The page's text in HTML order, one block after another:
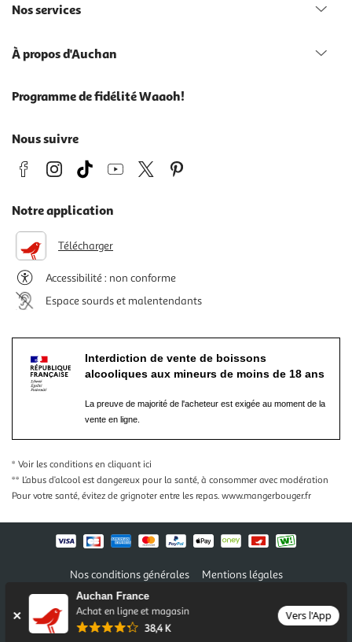
Auchan France
Achat en ligne et magasin
38,4 K
Vers l'App
Nos services
À propos d'Auchan
Programme de fidélité Waaoh!
Nous suivre
Notre application
Télécharger
Accessibilité : non conforme
Espace sourds et malentendants
Interdiction de vente de boissons
alcooliques aux mineurs de moins de 18 ans
La preuve de majorité de l'acheteur est exigée au moment de la
vente en ligne.
* Voir les conditions en cliquant ici
** L’abus d’alcool est dangereux pour la santé, à consommer avec modération
Pour votre santé, évitez de grignoter entre les repas. www.mangerbouger.fr
Nos conditions générales
Mentions légales
Conditions des offres et promotions
Politique de confidentialité
Informations légales marketplace